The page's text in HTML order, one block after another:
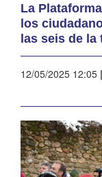
La
los
las seis de la
12/05/2025 12:05 |